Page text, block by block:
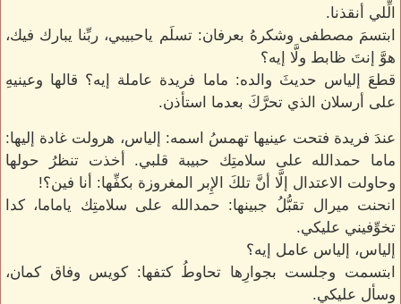
الِّلي أنقذنا.
ابتسمَ مصطفى وشكرهُ بعرفان: تسلَم ياحبيبي، ربِّنا يبارك فيك،
هوَّ إنتَ ظابط ولَّا إيه؟
قطعَ إلياس حديثَ والده: ماما فريدة عاملة إيه؟ قالها وعينيهِ
على أرسلان الذي تحرَّكَ بعدما استأذن.
عندَ فريدة فتحت عينيها تهمسُ اسمه: إلياس، هرولت غادة إليها:
ماما حمدالله على سلامتِك حبيبة قلبي. أخذت تنظرُ حولها
وحاولت الاعتدال إلَّا أنَّ تلكَ الإِبر المغروزة بكفِّها: أنا فين؟!
انحنت ميرال تقبُّلُ جبينها: حمدالله على سلامتِك ياماما، كدا
تخوِّفيني عليكي.
إلياس، إلياس عامل إيه؟
ابتسمت وجلست بجوارِها تحاوطُ كتفها: كويس وفاق كمان،
وسأل عليكي.